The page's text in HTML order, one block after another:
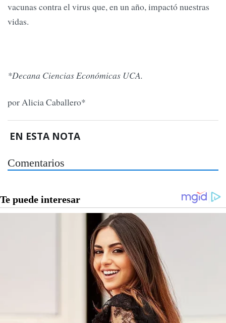
vacunas contra el virus que, en un año, impactó nuestras
vidas.
*Decana Ciencias Económicas UCA.
por Alicia Caballero*
EN ESTA NOTA
Comentarios